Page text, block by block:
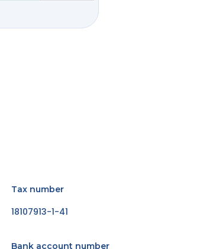
Tax number
18107913-1-41
Bank account number